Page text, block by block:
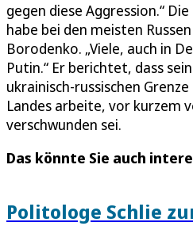
gegen diese Aggression.“
habe bei den meisten
Borodenko. „Viele, auch in
Putin.“ Er berichtet, dass
ukrainisch-russischen
Landes arbeite, vor kurzem
verschwunden sei.
Das könnte Sie auch
Politologe Schlie